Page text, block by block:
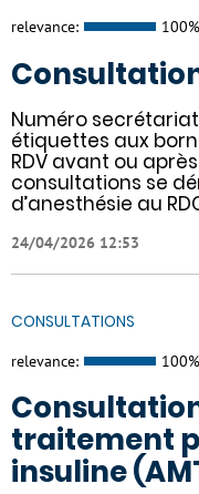
relevance: 100%
Numéro secrétariat
étiquettes aux
RDV avant ou
consultations se
d’anesthésie au
24/04/2026 12:53
CONSULTATIONS
relevance: 100%
traitement
insuline